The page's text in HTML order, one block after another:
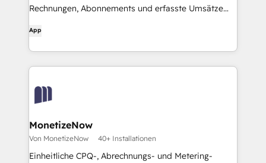
Rechnungen, Abonnements und erfasste Umsätze
App
MonetizeNow
Von MonetizeNow 40+ Installationen
Einheitliche CPQ-, Abrechnungs- und Metering-